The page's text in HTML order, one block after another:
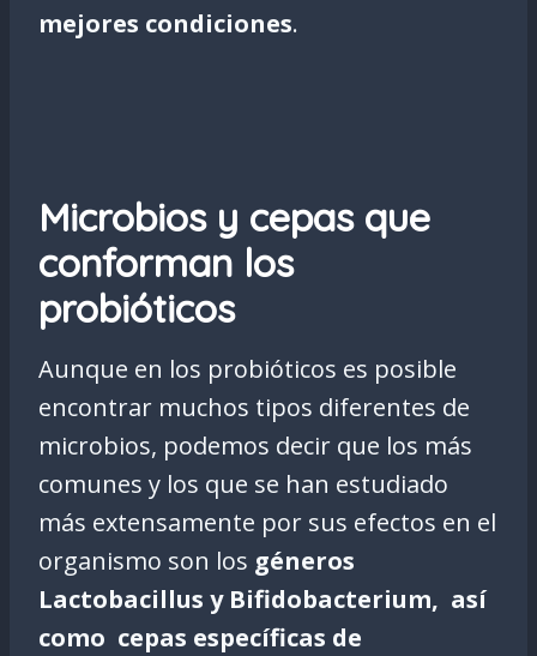
mejores condiciones.
Microbios y cepas que
conforman los
probióticos
Aunque en los probióticos es posible
encontrar muchos tipos diferentes de
microbios, podemos decir que los más
comunes y los que se han estudiado
más extensamente por sus efectos en el
organismo son los géneros
Lactobacillus y Bifidobacterium, así
como cepas específicas de